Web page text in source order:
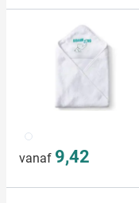
002
vanaf 9,42